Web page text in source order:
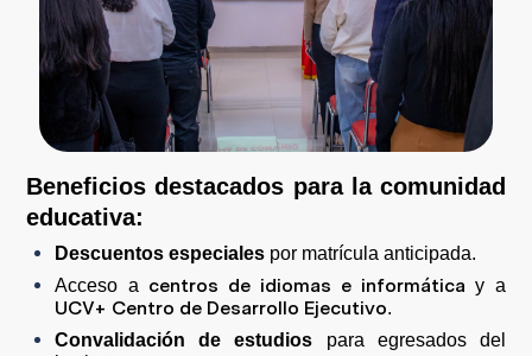
Beneficios destacados para la comunidad
educativa:
Descuentos especiales por matrícula anticipada.
Acceso a centros de idiomas e informática y a
UCV+ Centro de Desarrollo Ejecutivo.
Convalidación de estudios para egresados del